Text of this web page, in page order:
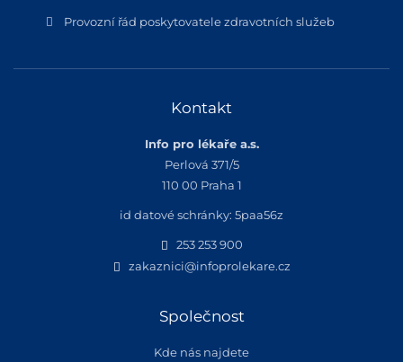
Provozní řád poskytovatele zdravotních služeb
Kontakt
Info pro lékaře a.s.
Perlová 371/5
110 00 Praha 1
id datové schránky: 5paa56z
253 253 900
zakaznici@infoprolekare.cz
Společnost
Kde nás najdete